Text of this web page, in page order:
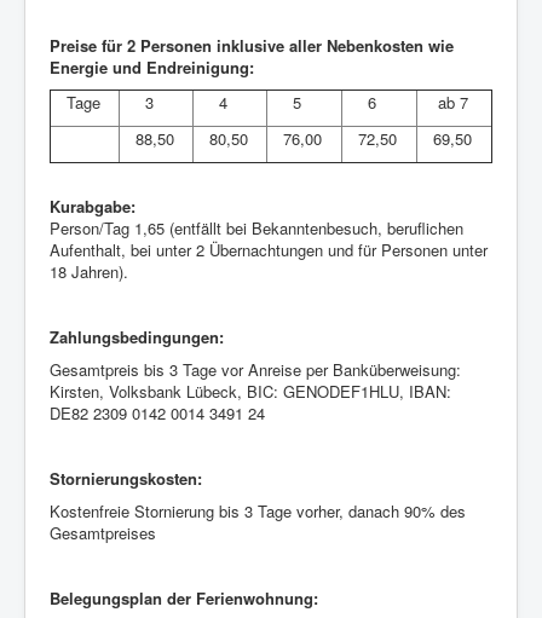
Preise für 2 Personen inklusive aller Nebenkosten wie
Energie und Endreinigung:
Tage
3 4 5 6
ab 7
88,50
80,50 76,00 72,50 69,50
Kurabgabe:
Person/Tag 1,65 (entfällt bei Bekanntenbesuch, beruflichen
Aufenthalt, bei unter 2 Übernachtungen und für Personen unter
18 Jahren).
Zahlungsbedingungen:
Gesamtpreis bis 3 Tage vor Anreise per Banküberweisung:
Kirsten, Volksbank Lübeck, BIC: GENODEF1HLU, IBAN:
DE82 2309 0142 0014 3491 24
Stornierungskosten:
Kostenfreie Stornierung bis 3 Tage vorher, danach 90% des
Gesamtpreises
Belegungsplan der Ferienwohnung: